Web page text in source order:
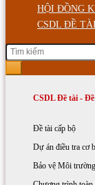
HỘI ĐỒNG
CSDL ĐỀ
Tin tức - Sự kiện
Tin tức
Hoạt động của
Bản tin Khoa học
Văn bản - Hướng
Văn bản của UBDT
Văn bản các Bộ,
Hội đồng khoa
Quyết định thành
Thành viên
HĐKH các nhiệm
CSDL Đề tài -
Đề tài cấp bộ
Dự án điều tra cơ
Bảo vệ Môi trường
Tin tức - Sự kiện
Bản tin Khoa học
Báo cáo